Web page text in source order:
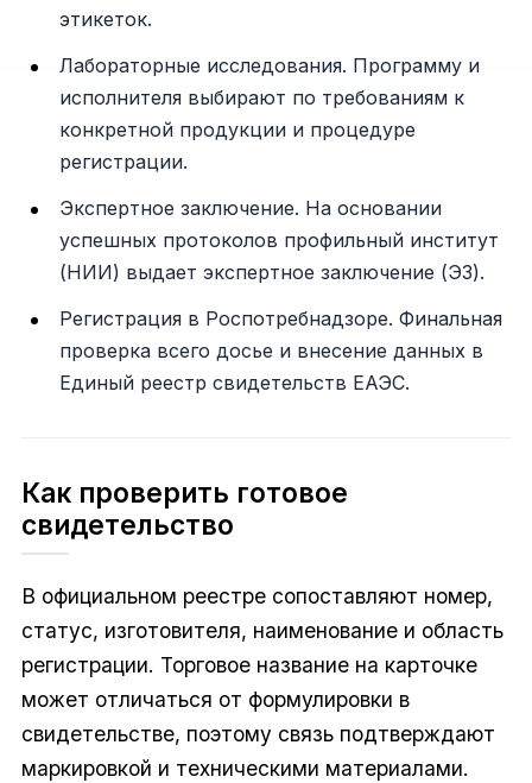
этикеток.
Лабораторные исследования. Программу и
исполнителя выбирают по требованиям к
конкретной продукции и процедуре
регистрации.
Экспертное заключение. На основании
успешных протоколов профильный институт
(НИИ) выдает экспертное заключение (ЭЗ).
Регистрация в Роспотребнадзоре. Финальная
проверка всего досье и внесение данных в
Единый реестр свидетельств ЕАЭС.
Как проверить готовое
свидетельство
В официальном реестре сопоставляют номер,
статус, изготовителя, наименование и область
регистрации. Торговое название на карточке
может отличаться от формулировки в
свидетельстве, поэтому связь подтверждают
маркировкой и техническими материалами.